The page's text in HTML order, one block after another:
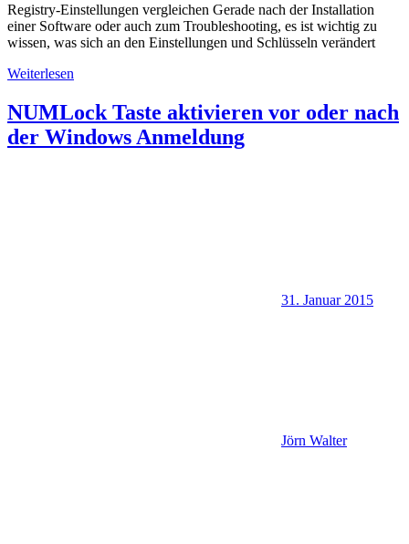
Registry-Einstellungen vergleichen Gerade nach der Installation
einer Software oder auch zum Troubleshooting, es ist wichtig zu
wissen, was sich an den Einstellungen und Schlüsseln verändert
Weiterlesen
NUMLock Taste aktivieren vor oder nach
der Windows Anmeldung
31. Januar 2015
Jörn Walter